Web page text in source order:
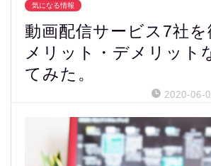
気になる情報
動画配信サービス7社を
メリット・デメリット
てみた。
2020-06-